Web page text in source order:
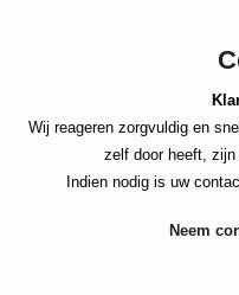
Wij reageren zorgvuldig en
zelf door heeft, zijn
Indien nodig is uw
Neem